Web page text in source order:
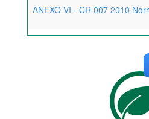
ANEXO VI - CR 007 2010